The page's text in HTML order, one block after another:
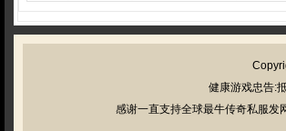
健康游戏忠告:
感谢一直支持全球最牛传奇私服发